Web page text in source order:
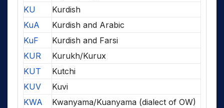
KU
Kurdish
KuA
Kurdish and Arabic
KuF
Kurdish and Farsi
KUR
Kurukh/Kurux
KUT
Kutchi
KUV
Kuvi
KWA
Kwanyama/Kuanyama (dialect of OW)